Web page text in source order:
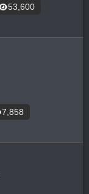
53,600
7,858